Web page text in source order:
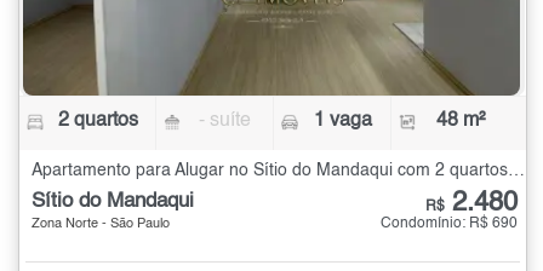
2 quartos - suíte 1 vaga 48 m²
Apartamento para Alugar no Sítio do Mandaqui com 2 quartos - 48 m²
Sítio do Mandaqui
Zona Norte - São Paulo
R$ 2.480
Condomínio: R$ 690